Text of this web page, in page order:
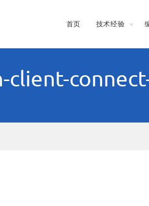
首页 技术经验
client-